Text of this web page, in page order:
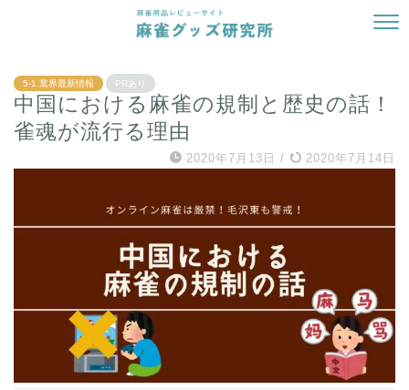
5-1.業界最新情報 PRあり
中国における麻雀の規制と歴史の話！
雀魂が流行る理由
2020年7月13日 / 2020年7月14日